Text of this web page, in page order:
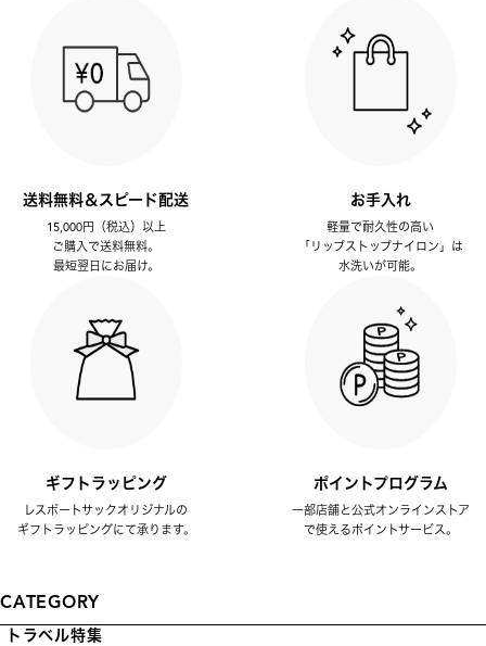
送料無料＆スピード配送
15,000円（税込）以上
ご購入で送料無料。
最短翌日にお届け。
お手入れ
軽量で耐久性の高い
「リップストップナイロン」は
水洗いが可能。
ギフトラッピング
レスポートサックオリジナルの
ギフトラッピングにて承ります。
ポイントプログラム
一部店舗と公式オンラインストア
で使えるポイントサービス。
CATEGORY
トラベル特集